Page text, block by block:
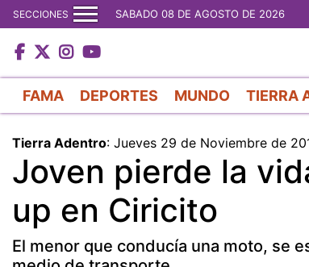
SECCIONES SABADO 08 DE AGOSTO DE 2026
FAMA DEPORTES MUNDO TIERRA
Tierra Adentro: Jueves 29 de Noviembre de
Joven pierde la
up en Ciricito
El menor que conducía una moto, se